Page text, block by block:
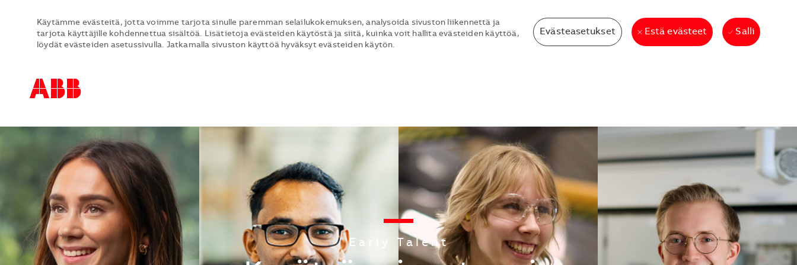
Käytämme evästeitä, jotta voimme tarjota sinulle paremman selailukokemuksen, analysoida sivuston liikennettä ja
tarjota käyttäjille kohdennettua sisältöä. Lisätietoja evästeiden käytöstä ja siitä, kuinka voit hallita evästeiden käyttöä,
löydät evästeiden asetussivulla. Jatkamalla sivuston käyttöä hyväksyt evästeiden käytön.
Evästeasetukset Estä evästeet Salli
Category
Early Talent